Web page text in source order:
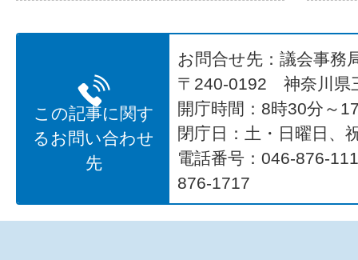
この記事に関す
るお問い合わせ
先
お問合せ先：議会事務
〒240-0192 神奈川県
開庁時間：8時30分～
閉庁日：土・日曜日、
電話番号：046-876-
876-1717